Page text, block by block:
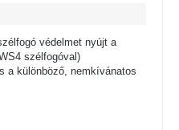
védelmet nyújt a
szélfogóval)
a különböző, nemkívánatos